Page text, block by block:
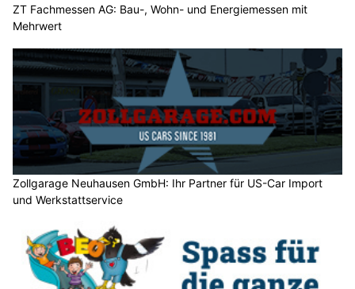
ZT Fachmessen AG: Bau-, Wohn- und Energiemessen mit
Mehrwert
Zollgarage Neuhausen GmbH: Ihr Partner für US-Car Import
und Werkstattservice